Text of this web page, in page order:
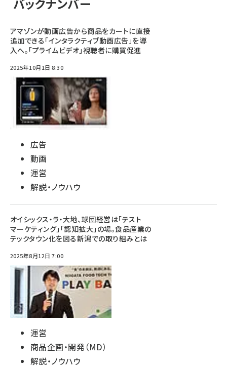
バックナンバー
アマゾンが動画広告から商品をカートに直接
追加できる「インタラクティブ動画広告」を導
入へ。「プライムビデオ」視聴者に購買促進
2025年10月1日 8:30
広告
動画
運営
解説・ノウハウ
オイシックス・ラ・大地、球団経営は「テスト
マーケティング」「認知拡大」の場。食品産業の
テックタウン化を図る新潟での取り組みとは
2025年8月12日 7:00
運営
商品企画・開発（MD）
解説・ノウハウ